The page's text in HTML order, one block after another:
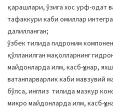
қарашлари, ўзига хос урф-одат
тафаккури каби омиллар
далилланган;
ўзбек тилида гидроним
қўлланилган мақолларнинг
майдонларда илм, касб-ҳунар,
ватанпарварлик каби мавзувий
бўлса, инглиз тилида мазкур
микро майдонларда илм, касб-